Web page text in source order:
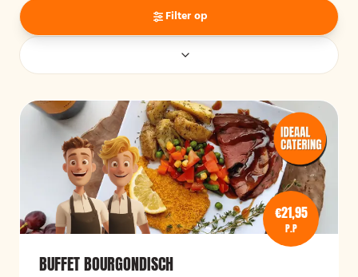
Filter op
€21,95
P.P
BUFFET BOURGONDISCH